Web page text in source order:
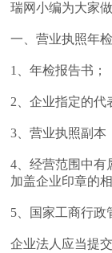
瑞网小编为大家
一、营业执照年
1、年检报告书；
2、企业指定的代
3、营业执照副本
4、经营范围中有
加盖企业印章的
5、国家工商行政
企业法人应当提